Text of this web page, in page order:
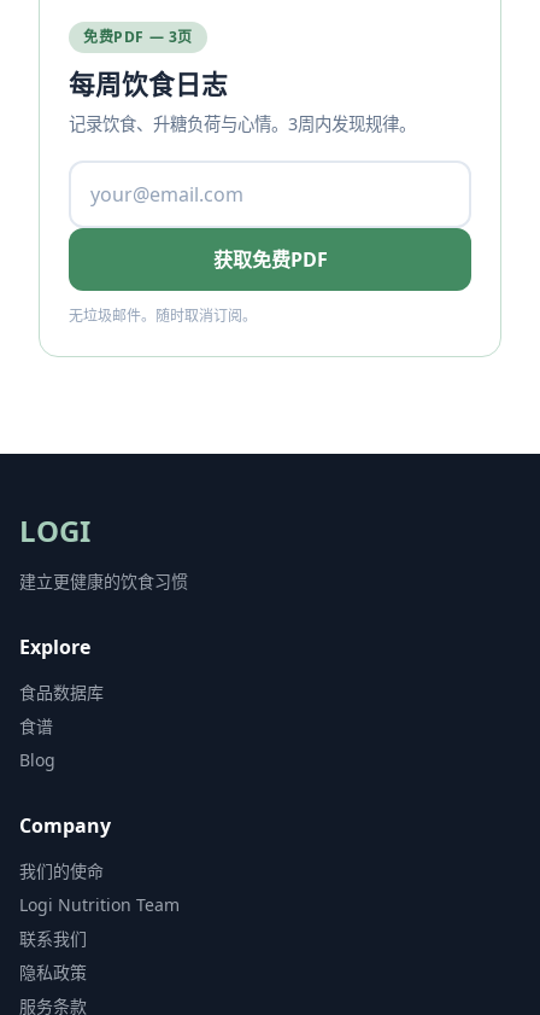
免费PDF — 3页
每周饮食日志
记录饮食、升糖负荷与心情。3周内发现规律。
获取免费PDF
无垃圾邮件。随时取消订阅。
LOGI
建立更健康的饮食习惯
Explore
食品数据库
食谱
Blog
Company
我们的使命
Logi Nutrition Team
联系我们
隐私政策
服务条款